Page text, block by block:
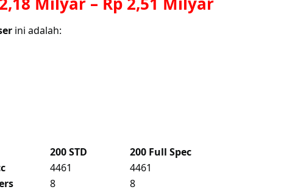
ini adalah:
200 STD 200 Full Spec
4461
4461
8
8